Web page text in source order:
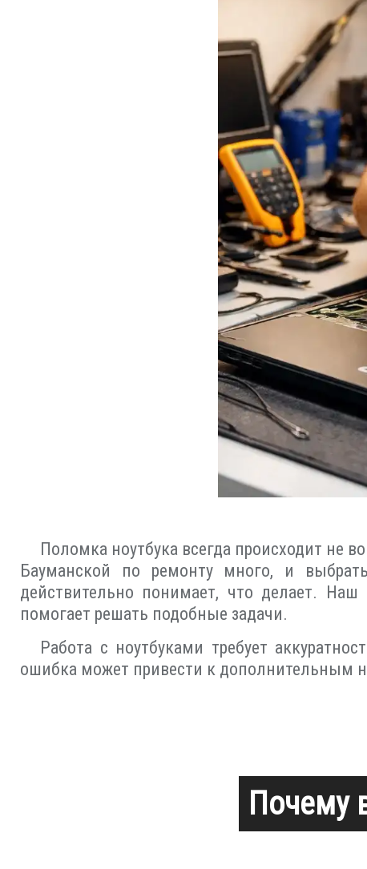
Поломка ноутбука всегда происходит не
Бауманской по ремонту много, и
действительно понимает, что делает. Наш
помогает решать подобные задачи.
Работа с ноутбуками требует
ошибка может привести к дополнительным
Почему